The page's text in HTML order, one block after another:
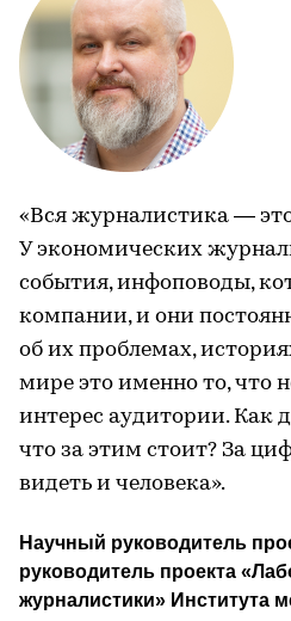
«Вся журналистика —
У экономических
события, инфоповоды,
компании, и они
об их проблемах,
мире это именно то, что
интерес аудитории. Как
что за этим стоит? За
видеть и человека».
Научный руководитель
руководитель проекта
журналистики» Института